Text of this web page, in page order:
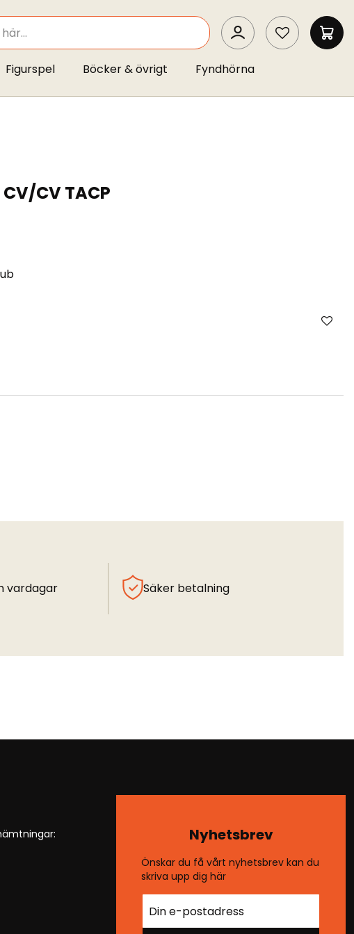
SEARCH
MIN
Figurspel Böcker & övrigt Fyndhörna
CV TACP
vardagar Säker betalning
Nyhetsbrev
Önskar du få vårt nyhetsbrev kan du
skriva upp dig här